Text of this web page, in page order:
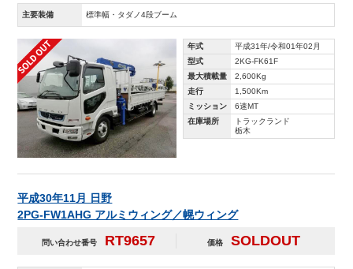
主要装備 標準幅・タダノ4段ブーム
年式
平成31年/令和01年02月
型式
2KG-FK61F
最大積載量
2,600Kg
走行
1,500Km
ミッション
6速MT
在庫場所
トラックランド
栃木
平成30年11月 日野
2PG-FW1AHG アルミウィング／幌ウィング
問い合わせ番号 RT9657 価格 SOLDOUT